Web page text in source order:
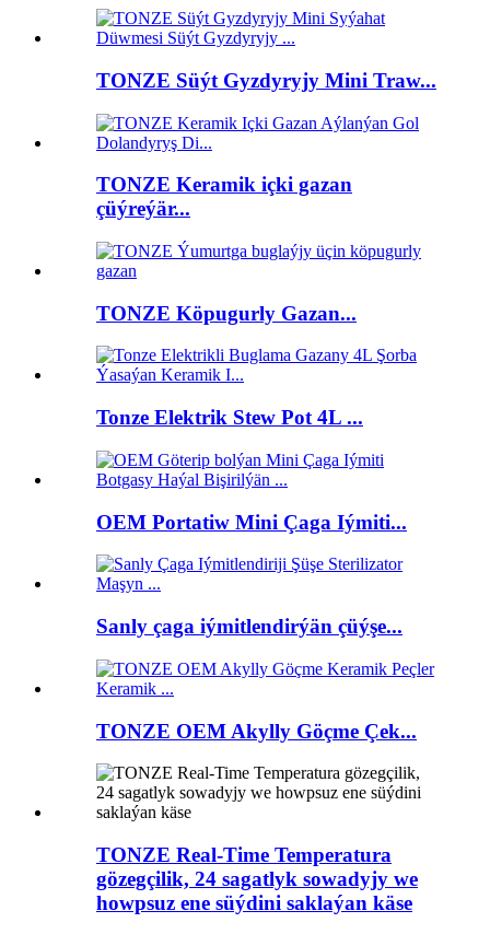
TONZE Süýt Gyzdyryjy Mini Traw...
TONZE Keramik içki gazan
çüýreýär...
TONZE Köpugurly Gazan...
Tonze Elektrik Stew Pot 4L ...
OEM Portatiw Mini Çaga Iýmiti...
Sanly çaga iýmitlendirýän çüýşe...
TONZE OEM Akylly Göçme Çek...
TONZE Real-Time Temperatura
gözegçilik, 24 sagatlyk sowadyjy we
howpsuz ene süýdini saklaýan käse